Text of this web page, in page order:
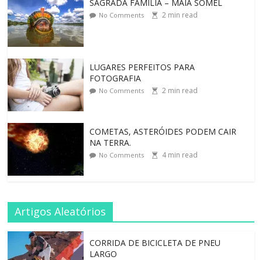
SAGRADA FAMÍLIA – MAIA SOMEL
No Comments 2 min read
LUGARES PERFEITOS PARA
FOTOGRAFIA
No Comments 2 min read
COMETAS, ASTERÓIDES PODEM CAIR
NA TERRA.
No Comments 4min read
Artigos Aleatórios
CORRIDA DE BICICLETA DE PNEU
LARGO